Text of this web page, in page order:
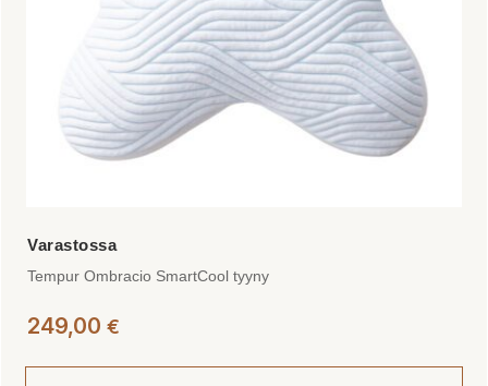
Tempur Ombracio SmartCool tyyny
249,00 €